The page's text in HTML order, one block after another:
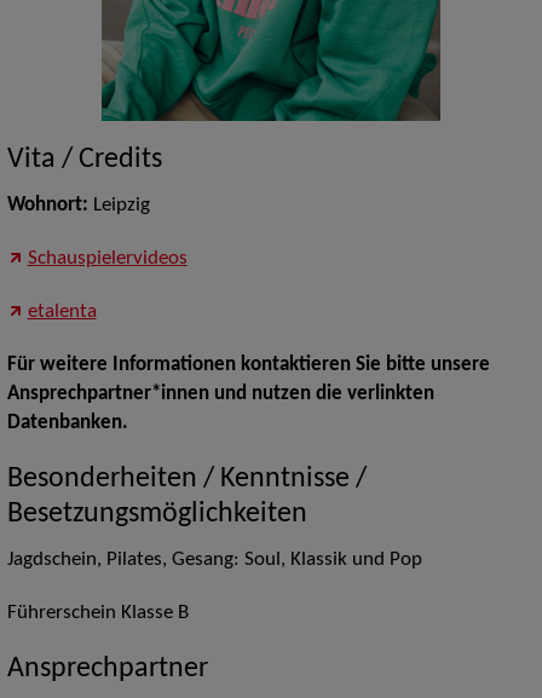
Vita / Credits
Wohnort: Leipzig
Schauspielervideos
etalenta
Für weitere Informationen kontaktieren Sie bitte unsere
Ansprechpartner*innen und nutzen die verlinkten
Datenbanken.
Besonderheiten / Kenntnisse /
Besetzungsmöglichkeiten
Jagdschein, Pilates, Gesang: Soul, Klassik und Pop
Führerschein Klasse B
Ansprechpartner